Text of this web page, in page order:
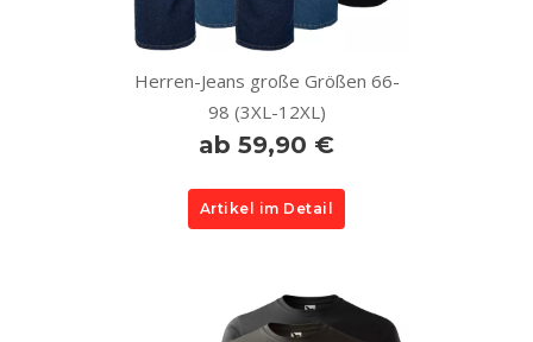
Herren-Jeans große Größen 66-
98 (3XL-12XL)
ab 59,90 €
Artikel im Detail